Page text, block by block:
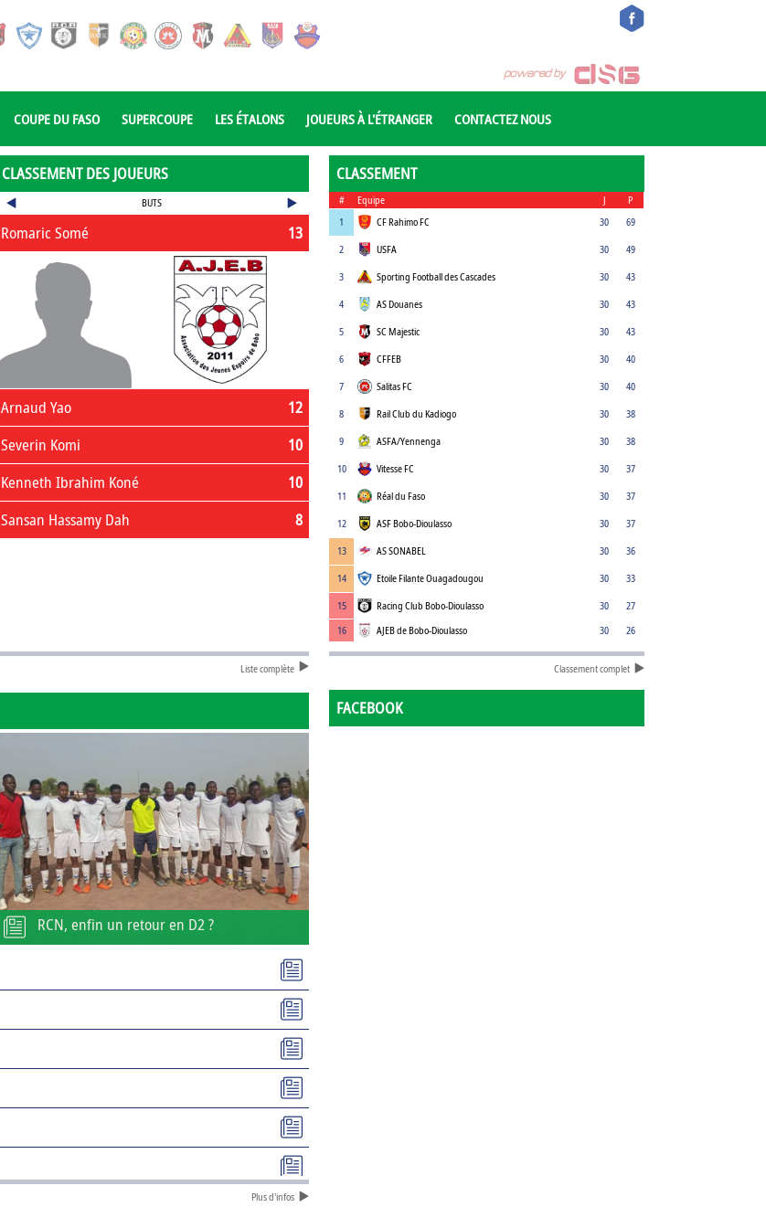
COUPE DU FASO SUPERCOUPE LES ÉTALONS JOUEURS À L'ÉTRANGER CONTACTEZ NOUS
CLASSEMENT DES JOUEURS
BUTS
13
Romaric Somé
12
Arnaud Yao
10
Severin Komi
10
Kenneth Ibrahim Koné
8
Sansan Hassamy Dah
Liste complète
CLASSEMENT
# Equipe J
P
1
CF Rahimo FC 30
69
2
USFA 30
49
3
Sporting Football des Cascades 30
43
4
AS Douanes 30
43
5
SC Majestic 30
43
6
CFFEB 30
40
7
Salitas FC 30
40
8
Rail Club du Kadiogo 30
38
9
ASFA/Yennenga 30
38
10
Vitesse FC 30
37
11
Réal du Faso 30
37
12
ASF Bobo-Dioulasso 30
37
13
AS SONABEL 30
36
14
Etoile Filante Ouagadougou 30
33
15
Racing Club Bobo-Dioulasso 30
27
16
AJEB de Bobo-Dioulasso 30 26
Classement complet
RCN, enfin un retour en D2 ?
Plus d'infos
FACEBOOK